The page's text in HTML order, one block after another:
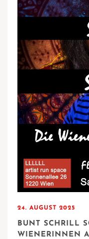
24. AUGUST 2025
BUNT SCHRILL
WIENERINNEN